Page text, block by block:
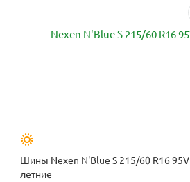
Шины Nexen N'Blue S 215/60 R16 95V
летние